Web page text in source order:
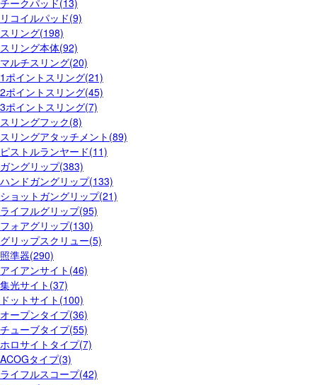
チークパッド(13)
リコイルパッド(9)
スリング(198)
スリング本体(92)
マルチスリング(20)
1ポイントスリング(21)
2ポイントスリング(45)
3ポイントスリング(7)
スリングフック(8)
スリングアタッチメント(89)
ピストルランヤード(11)
ガングリップ(383)
ハンドガングリップ(133)
ショットガングリップ(21)
ライフルグリップ(95)
フォアグリップ(130)
グリップスクリュー(5)
照準器(290)
アイアンサイト(46)
集光サイト(37)
ドットサイト(100)
オープンタイプ(36)
チューブタイプ(55)
ホロサイトタイプ(7)
ACOGタイプ(3)
ライフルスコープ(42)